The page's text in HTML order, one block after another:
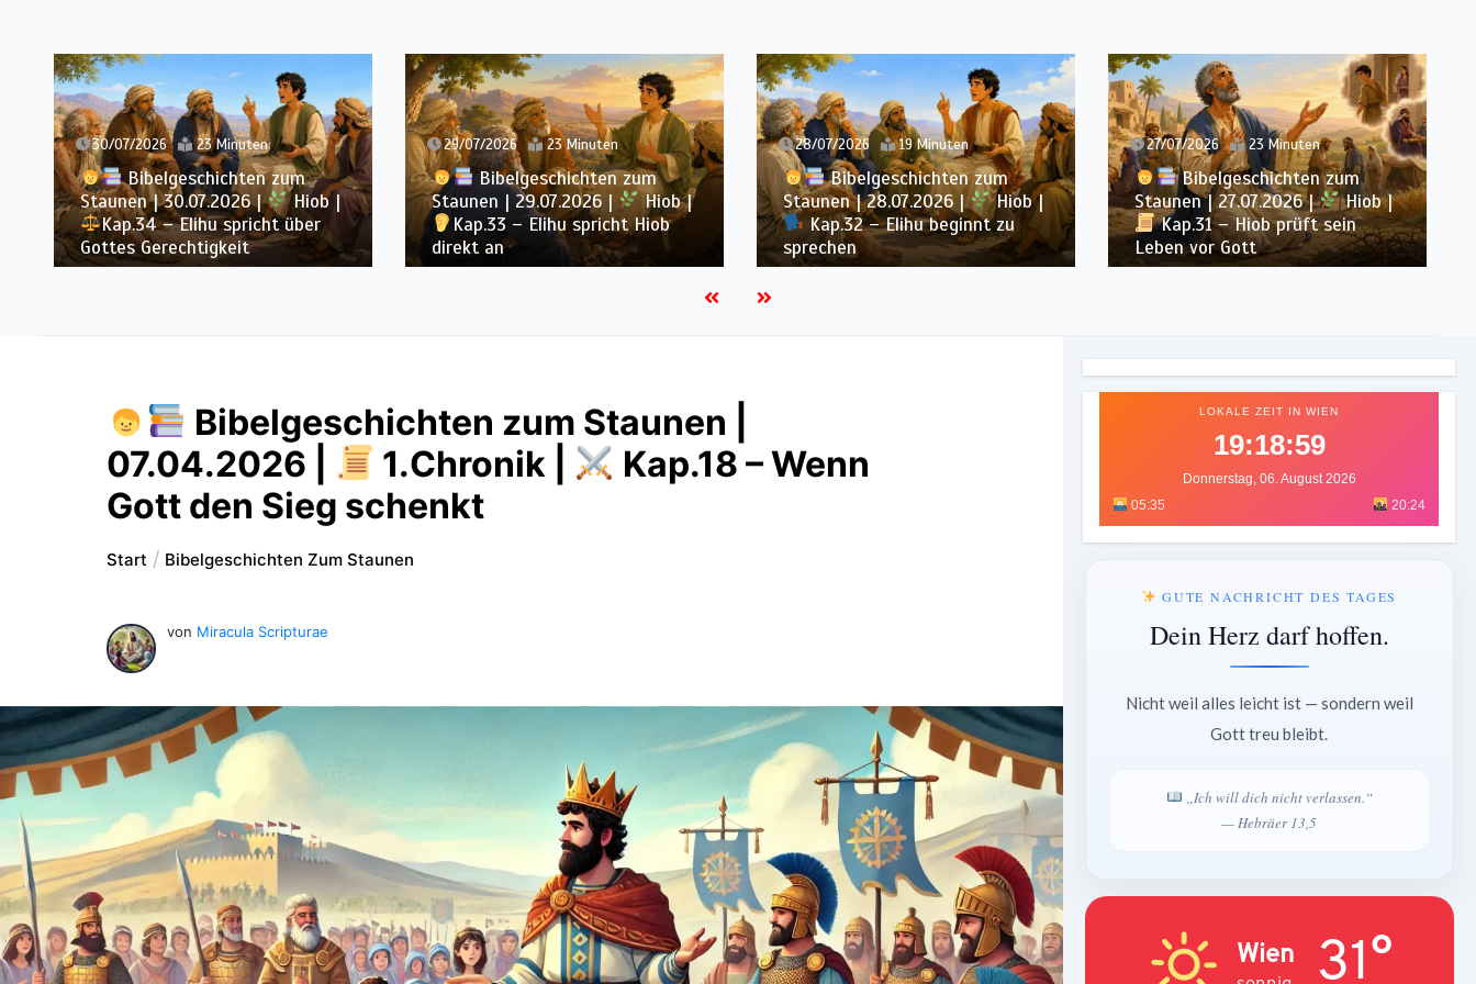
30/07/2026 23 Minuten
Bibelgeschichten zum
Staunen | 30.07.2026 |
Hiob |
Kap.34 – Elihu spricht über
Gottes Gerechtigkeit
29/07/2026 23 Minuten
Bibelgeschichten zum
Staunen | 29.07.2026 |
Hiob |
Kap.33 – Elihu spricht Hiob
direkt an
28/07/2026 19 Minuten
Bibelgeschichten zum
Staunen | 28.07.2026 |
Hiob |
Kap.32 – Elihu beginnt zu
sprechen
27/07/2026 23 Minuten
Bibelgeschichten zum
Staunen | 27.07.2026 |
Hiob |
Kap.31 – Hiob prüft sein
Leben vor Gott
Bibelgeschichten zum Staunen |
07.04.2026 |
1.Chronik |
Kap.18 – Wenn
Gott den Sieg schenkt
Start Bibelgeschichten Zum Staunen
von Miracula Scripturae
LOKALE ZEIT IN WIEN
19:19:01
Donnerstag, 06. August 2026
05:35
20:24
GUTE NACHRICHT DES TAGES
Dein Herz darf hoffen.
Nicht weil alles leicht ist — sondern weil
Gott treu bleibt.
„Ich will dich nicht verlassen.“
— Hebräer 13,5
Wien 31°